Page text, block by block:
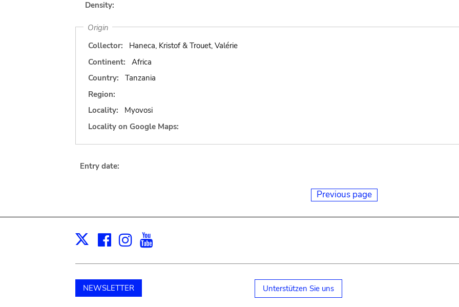
Density:
Origin
Collector:
Haneca, Kristof & Trouet, Valérie
Continent:
Africa
Country:
Tanzania
Region:
Locality:
Myovosi
Locality on Google Maps:
Entry date:
Previous page
X Facebook
Instagram
NEWSLETTER Unterstützen Sie uns